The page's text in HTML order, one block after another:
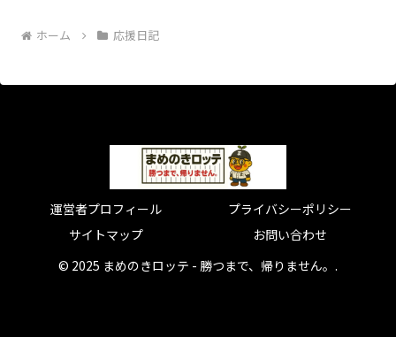
ホーム 応援日記
運営者プロフィール
プライバシーポリシー
サイトマップ
お問い合わせ
© 2025 まめのきロッテ - 勝つまで、帰りません。.